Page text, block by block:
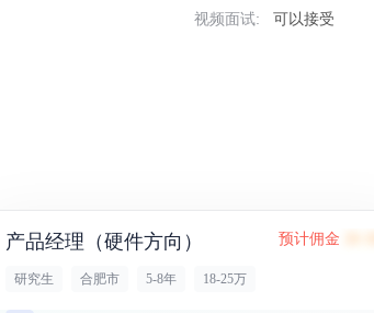
视频面试: 可以接受
产品经理（硬件方向） 预计佣金
研究生 合肥市 5-8年 18-25万